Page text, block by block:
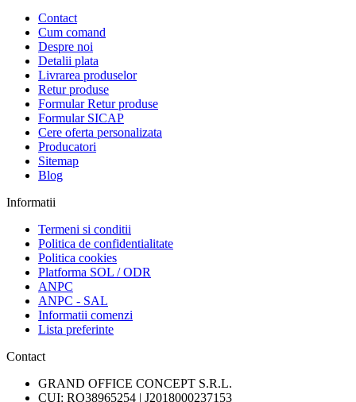
Contact
Cum comand
Despre noi
Detalii plata
Livrarea produselor
Retur produse
Formular Retur produse
Formular SICAP
Cere oferta personalizata
Producatori
Sitemap
Blog
Informatii
Termeni si conditii
Politica de confidentialitate
Politica cookies
Platforma SOL / ODR
ANPC
ANPC - SAL
Informatii comenzi
Lista preferinte
Contact
GRAND OFFICE CONCEPT S.R.L.
CUI: RO38965254 | J2018000237153